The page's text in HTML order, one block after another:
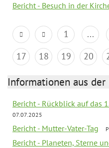
Bericht - Besuch in der
1 ...
17
18 19 20
Informationen aus
Bericht - Rückblick auf das
07.07.2025
Bericht - Mutter-Vater-Tag
Bericht - Planeten, Sterne